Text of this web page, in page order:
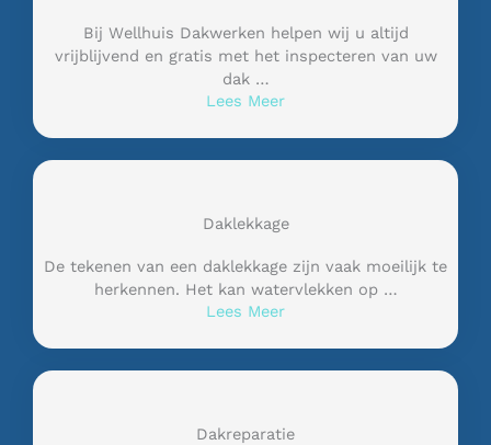
Bij Wellhuis Dakwerken helpen wij u altijd
vrijblijvend en gratis met het inspecteren van uw
dak …
Lees Meer
Daklekkage
De tekenen van een daklekkage zijn vaak moeilijk te
herkennen. Het kan watervlekken op …
Lees Meer
Dakreparatie